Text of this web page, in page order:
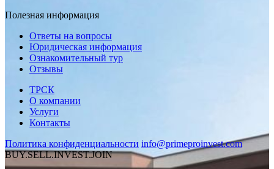
Полезная информация
Ответы на вопросы
Юридическая информация
Ознакомительный тур
Отзывы
ТРСК
О компании
Услуги
Контакты
Политика конфиденциальности info@primeproinvest.com
BUY.SELL.INVEST.JOIN